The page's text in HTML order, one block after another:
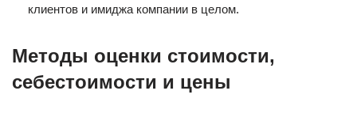
клиентов и имиджа компании в целом.
Методы оценки стоимости,
себестоимости и цены